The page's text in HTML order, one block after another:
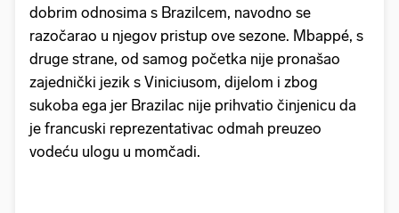
dobrim odnosima s Brazilcem, navodno se
razočarao u njegov pristup ove sezone. Mbappé, s
druge strane, od samog početka nije pronašao
zajednički jezik s Viniciusom, dijelom i zbog
sukoba ega jer Brazilac nije prihvatio činjenicu da
je francuski reprezentativac odmah preuzeo
vodeću ulogu u momčadi.